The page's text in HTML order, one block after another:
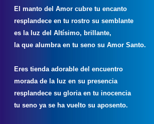
El manto del Amor cubre tu encanto
resplandece en tu rostro su semblante
es la luz del Altísimo, brillante,
la que alumbra en tu seno su Amor Santo.
Eres tienda adorable del encuentro
morada de la luz en su presencia
resplandece su gloria en tu inocencia
tu seno ya se ha vuelto su aposento.